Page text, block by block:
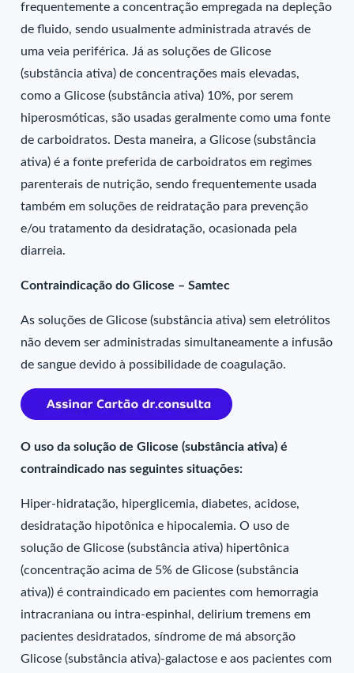
frequentemente a concentração empregada na depleção
de fluido, sendo usualmente administrada através de
uma veia periférica. Já as soluções de Glicose
(substância ativa) de concentrações mais elevadas,
como a Glicose (substância ativa) 10%, por serem
hiperosmóticas, são usadas geralmente como uma fonte
de carboidratos. Desta maneira, a Glicose (substância
ativa) é a fonte preferida de carboidratos em regimes
parenterais de nutrição, sendo frequentemente usada
também em soluções de reidratação para prevenção
e/ou tratamento da desidratação, ocasionada pela
diarreia.
Contraindicação do Glicose – Samtec
As soluções de Glicose (substância ativa) sem eletrólitos
não devem ser administradas simultaneamente a infusão
de sangue devido à possibilidade de coagulação.
O uso da solução de Glicose (substância ativa) é
contraindicado nas seguintes situações:
Hiper-hidratação, hiperglicemia, diabetes, acidose,
desidratação hipotônica e hipocalemia. O uso de
solução de Glicose (substância ativa) hipertônica
(concentração acima de 5% de Glicose (substância
ativa)) é contraindicado em pacientes com hemorragia
intracraniana ou intra-espinhal, delirium tremens em
pacientes desidratados, síndrome de má absorção
Glicose (substância ativa)-galactose e aos pacientes com